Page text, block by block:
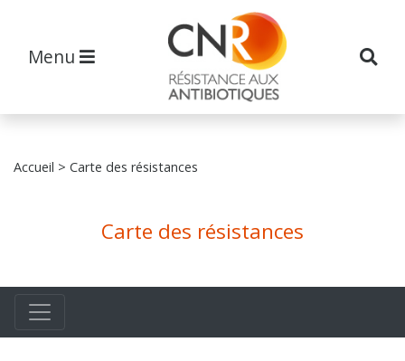
Menu
Accueil > Carte des résistances
Carte des résistances